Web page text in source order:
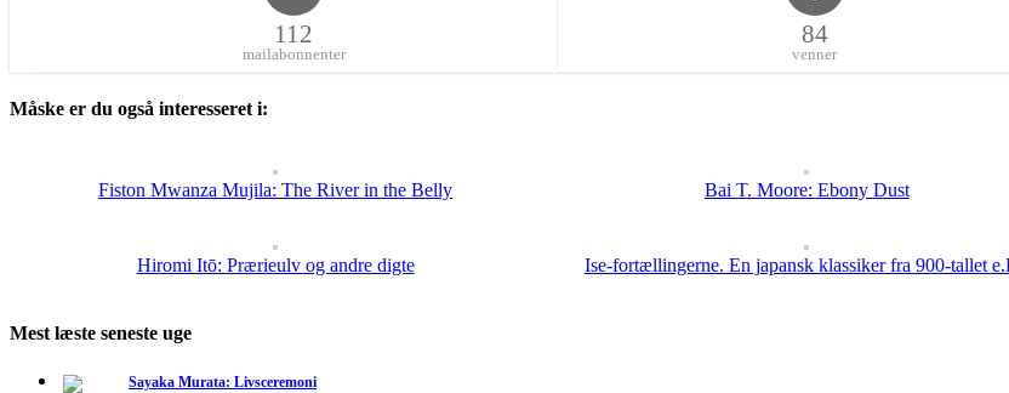
112
mailabonnenter
84
venner
Måske er du også interesseret i:
Fiston Mwanza Mujila: The River in the Belly Bai T. Moore: Ebony Dust
Hiromi Itō: Prærieulv og andre digte Ise-fortællingerne. En japansk klassiker fra 900-tallet
Mest læste seneste uge
Sayaka Murata: Livsceremoni